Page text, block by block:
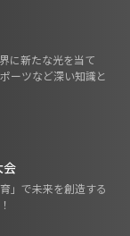
に新たな光を当て
ーツなど深い知識と
会
」で未来を創造する